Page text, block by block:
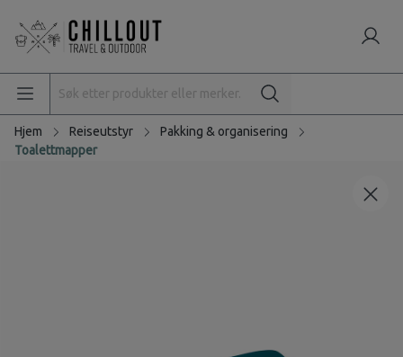
Hjem Reiseutstyr
Pakking & organisering
Toalettmapper